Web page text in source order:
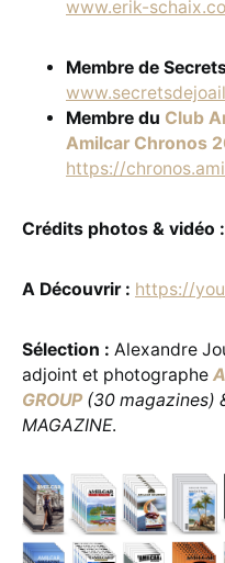
www.erik-
Membre de
Membre du Club
Amilcar Chronos
https://
Crédits photos & vidéo :
A Découvrir : https://
Sélection : Alexandre
adjoint et photographe
GROUP (30 magazines)
MAGAZINE.